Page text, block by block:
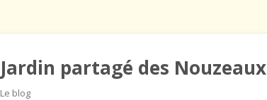
Jardin partagé des Nouzeaux
Le blog